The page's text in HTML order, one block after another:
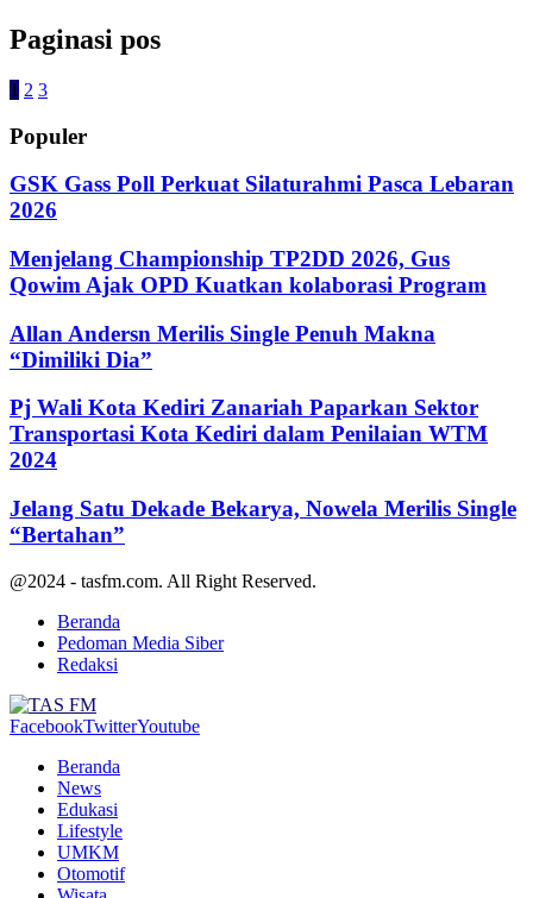
Paginasi pos
1 2 3
Populer
GSK Gass Poll Perkuat Silaturahmi Pasca Lebaran
2026
Menjelang Championship TP2DD 2026, Gus
Qowim Ajak OPD Kuatkan kolaborasi Program
Allan Andersn Merilis Single Penuh Makna
“Dimiliki Dia”
Pj Wali Kota Kediri Zanariah Paparkan Sektor
Transportasi Kota Kediri dalam Penilaian WTM
2024
Jelang Satu Dekade Bekarya, Nowela Merilis Single
“Bertahan”
@2024 - tasfm.com. All Right Reserved.
Beranda
Pedoman Media Siber
Redaksi
FacebookTwitterYoutube
Beranda
News
Edukasi
Lifestyle
UMKM
Otomotif